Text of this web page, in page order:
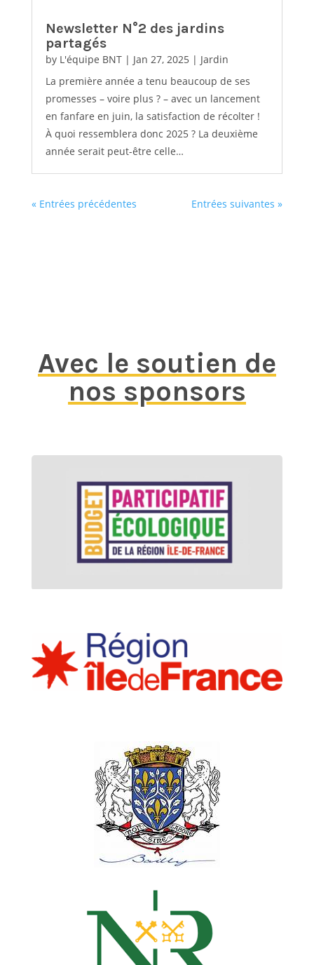
Newsletter N°2 des jardins
partagés
by L'équipe BNT| Jan 27, 2025| Jardin
La première année a tenu beaucoup de ses
promesses – voire plus ? – avec un lancement
en fanfare en juin, la satisfaction de récolter !
À quoi ressemblera donc 2025 ? La deuxième
année serait peut-être celle…
« Entrées précédentes Entrées suivantes »
Avec le soutien de
nos sponsors